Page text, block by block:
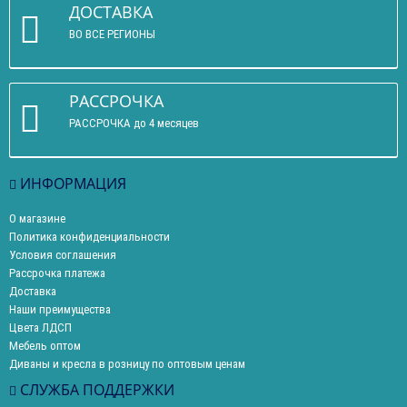
ДОСТАВКА
ВО ВСЕ РЕГИОНЫ
РАССРОЧКА
РАССРОЧКА до 4 месяцев
ИНФОРМАЦИЯ
О магазине
Политика конфиденциальности
Условия соглашения
Рассрочка платежа
Доставка
Наши преимущества
Цвета ЛДСП
Мебель оптом
Диваны и кресла в розницу по оптовым ценам
СЛУЖБА ПОДДЕРЖКИ